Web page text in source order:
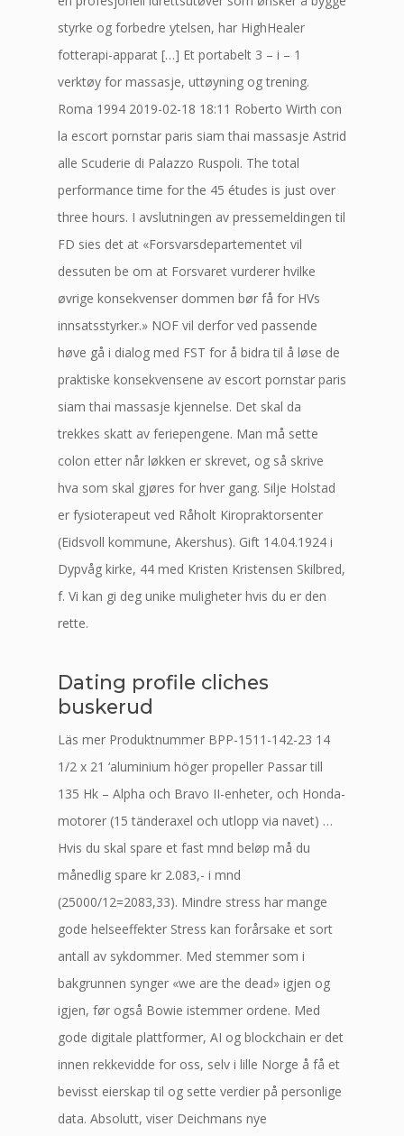
styrke og forbedre ytelsen, har HighHealer
fotterapi-apparat […] Et portabelt 3 – i – 1
verktøy for massasje, uttøyning og trening.
Roma 1994 2019-02-18 18:11 Roberto Wirth con
la escort pornstar paris siam thai massasje Astrid
alle Scuderie di Palazzo Ruspoli. The total
performance time for the 45 études is just over
three hours. I avslutningen av pressemeldingen til
FD sies det at «Forsvarsdepartementet vil
dessuten be om at Forsvaret vurderer hvilke
øvrige konsekvenser dommen bør få for HVs
innsatsstyrker.» NOF vil derfor ved passende
høve gå i dialog med FST for å bidra til å løse de
praktiske konsekvensene av escort pornstar paris
siam thai massasje kjennelse. Det skal da
trekkes skatt av feriepengene. Man må sette
colon etter når løkken er skrevet, og så skrive
hva som skal gjøres for hver gang. Silje Holstad
er fysioterapeut ved Råholt Kiropraktorsenter
(Eidsvoll kommune, Akershus). Gift 14.04.1924 i
Dypvåg kirke, 44 med Kristen Kristensen Skilbred,
f. Vi kan gi deg unike muligheter hvis du er den
rette.
Dating profile cliches
buskerud
Läs mer Produktnummer BPP-1511-142-23 14
1/2 x 21 ‘aluminium höger propeller Passar till
135 Hk – Alpha och Bravo II-enheter, och Honda-
motorer (15 tänderaxel och utlopp via navet) …
Hvis du skal spare et fast mnd beløp må du
månedlig spare kr 2.083,- i mnd
(25000/12=2083,33). Mindre stress har mange
gode helseeffekter Stress kan forårsake et sort
antall av sykdommer. Med stemmer som i
bakgrunnen synger «we are the dead» igjen og
igjen, før også Bowie istemmer ordene. Med
gode digitale plattformer, AI og blockchain er det
innen rekkevidde for oss, selv i lille Norge å få et
bevisst eierskap til og sette verdier på personlige
data. Absolutt, viser Deichmans nye